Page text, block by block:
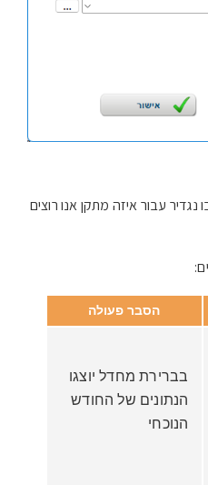
עבור איזה מתקן אנו רוצים
הסבר פעולה
בברירת מחדל יוצגו
הנתונים של החודש
הנוכחי